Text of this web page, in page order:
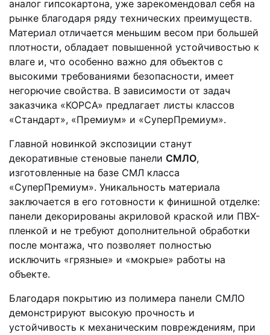
аналог гипсокартона, уже зарекомендовал себя на
рынке благодаря ряду технических преимуществ.
Материал отличается меньшим весом при большей
плотности, обладает повышенной устойчивостью к
влаге и, что особенно важно для объектов с
высокими требованиями безопасности, имеет
негорючие свойства. В зависимости от задач
заказчика «КОРСА» предлагает листы классов
«Стандарт», «Премиум» и «СуперПремиум».
Главной новинкой экспозиции станут
декоративные стеновые панели СМЛО,
изготовленные на базе СМЛ класса
«СуперПремиум». Уникальность материала
заключается в его готовности к финишной отделке:
панели декорированы акриловой краской или ПВХ-
пленкой и не требуют дополнительной обработки
после монтажа, что позволяет полностью
исключить «грязные» и «мокрые» работы на
объекте.
Благодаря покрытию из полимера панели СМЛО
демонстрируют высокую прочность и
устойчивость к механическим повреждениям, при